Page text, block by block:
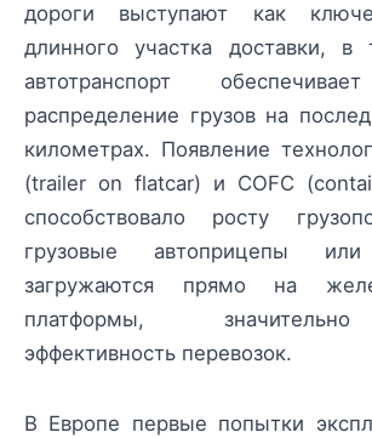
дороги выступают как
длинного участка доставки,
автотранспорт
распределение грузов на
километрах. Появление
(trailer on flatcar) и COFC
способствовало росту
грузовые автоприцепы или
загружаются прямо на
платформы,
эффективность перевозок.
В Европе первые попытки